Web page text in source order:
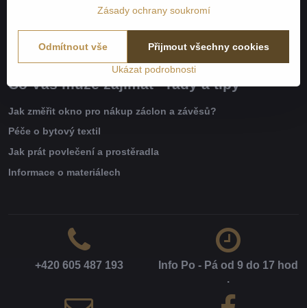
Nakupujeme přímo u značkových výrobců
Bonus program
Co Vás může zajímat - rady a tipy
Jak změřit okno pro nákup záclon a závěsů?
Péče o bytový textil
Jak prát povlečení a prostěradla
Informace o materiálech
+420 605 487 193
Info Po - Pá od 9 do 17 hod​
.
Zásady ochrany soukromí
Ukázat podrobnosti
Přijmout všechny cookies
Odmítnout vše